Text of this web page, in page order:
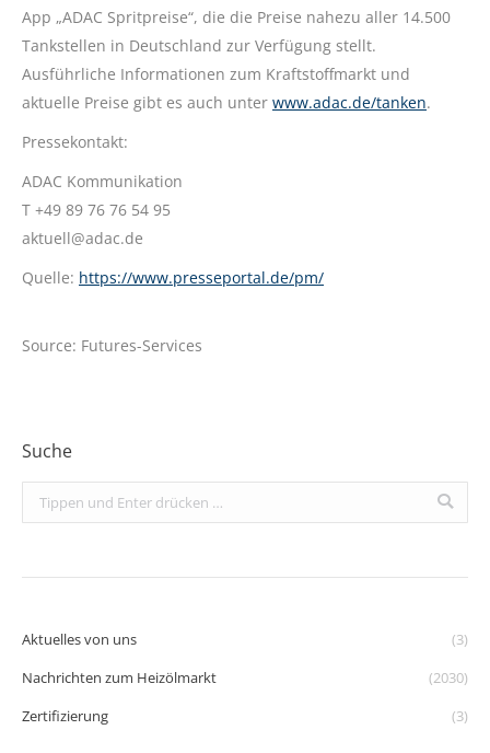
App „ADAC Spritpreise“, die die Preise nahezu aller 14.500
Tankstellen in Deutschland zur Verfügung stellt.
Ausführliche Informationen zum Kraftstoffmarkt und
aktuelle Preise gibt es auch unter www.adac.de/tanken.
Pressekontakt:
ADAC Kommunikation
T +49 89 76 76 54 95
aktuell@adac.de
Quelle: https://www.presseportal.de/pm/
Source: Futures-Services
Suche
Search:
Aktuelles von uns
(3)
Nachrichten zum Heizölmarkt
(2030)
Zertifizierung
(3)